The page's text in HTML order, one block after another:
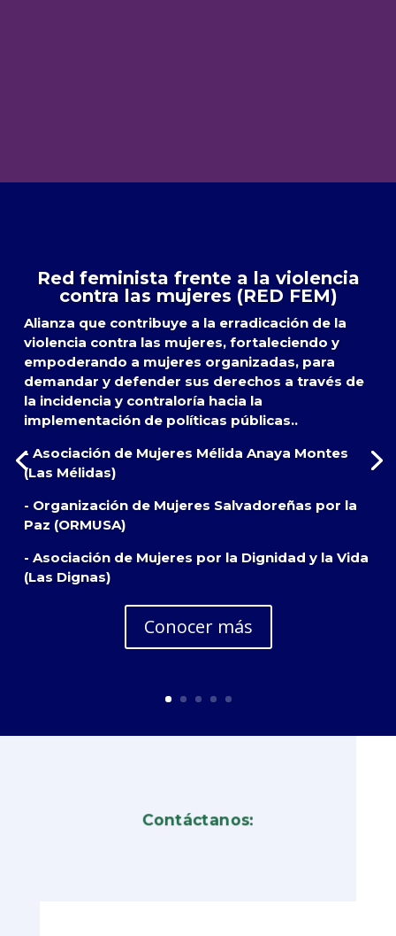
Red feminista frente a la violencia
contra las mujeres (RED FEM)
Alianza que contribuye a la erradicación de la
violencia contra las mujeres, fortaleciendo y
empoderando a mujeres organizadas, para
demandar y defender sus derechos a través de
la incidencia y contraloría hacia la
implementación de políticas públicas..
- Asociación de Mujeres Mélida Anaya Montes
(Las Mélidas)
- Organización de Mujeres Salvadoreñas por la
Paz (ORMUSA)
- Asociación de Mujeres por la Dignidad y la Vida
(Las Dignas)
Conocer más
Contáctanos: